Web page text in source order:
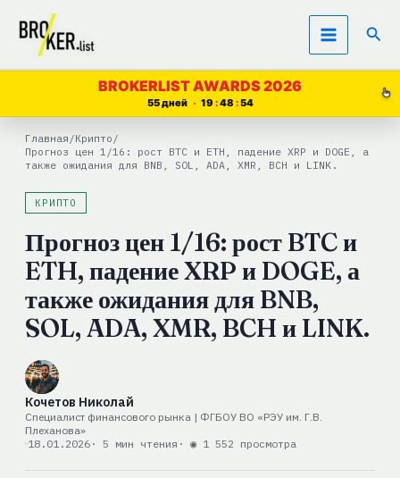
Перейти
содержимому
BROKERLIST AWARDS 2026
55 дней 19 48 54
Главная /Крипто /
Прогноз цен 1/16: рост BTC и ETH, падение XRP и DOGE, а
также ожидания для BNB, SOL, ADA, XMR, BCH и LINK.
КРИПТО
Прогноз цен 1/16: рост BTC и
ETH, падение XRP и DOGE, а
также ожидания для BNB,
SOL, ADA, XMR, BCH и LINK.
Кочетов Николай
Специалист финансового рынка | ФГБОУ ВО «РЭУ им. Г.В.
Плеханова»
18.01.2026· 5 мин чтения · ◉ 1 552 просмотра